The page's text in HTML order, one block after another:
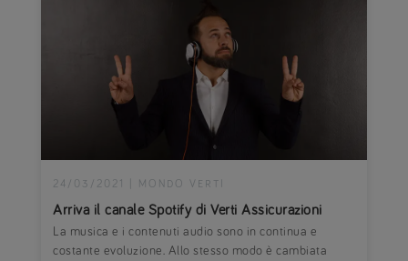
Arriva il canale Spotify di Verti Assicurazioni
24/03/2021 MONDO VERTI
La musica e i contenuti audio sono in continua e
costante evoluzione. Allo stesso modo è cambiata